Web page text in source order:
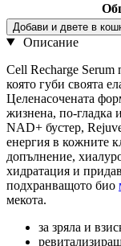
Добави и двете в
Описание
Cell Recharge Serum
която губи своята
Целенасочената
жизнена, по-гладка
NAD+ бустер,
енергия в кожните
допълнение,
хидратация и
подхранващото био
мекота.
за зряла и